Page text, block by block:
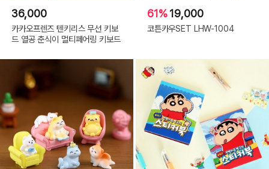
36,000
카카오프렌즈 텐키리스 무선 키보
드 열공 춘식이 멀티페어링 키보드
61%19,000
코튼카우SET LHW-1004